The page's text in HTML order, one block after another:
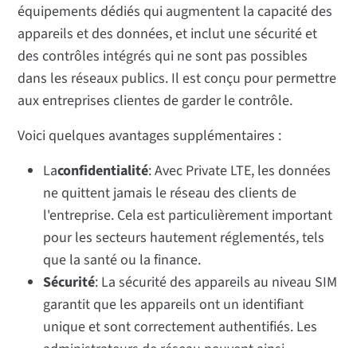
équipements dédiés qui augmentent la capacité des
appareils et des données, et inclut une sécurité et
des contrôles intégrés qui ne sont pas possibles
dans les réseaux publics. Il est conçu pour permettre
aux entreprises clientes de garder le contrôle.
Voici quelques avantages supplémentaires :
Laconfidentialité: Avec Private LTE, les données
ne quittent jamais le réseau des clients de
l'entreprise. Cela est particulièrement important
pour les secteurs hautement réglementés, tels
que la santé ou la finance.
Sécurité: La sécurité des appareils au niveau SIM
garantit que les appareils ont un identifiant
unique et sont correctement authentifiés. Les